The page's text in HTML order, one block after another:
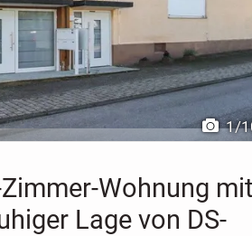
1/
Wohnung mit
Lage von DS-